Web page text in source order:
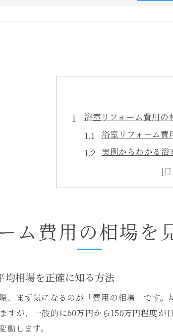
浴室リフォーム費用の
浴室リフォーム
実例からわかる浴
浴室リフォーム
相場を把握して
手頃な価格で叶う浴室
低コストで満足
浴室リフォーム費
手頃な浴室リフ
浴室リフォーム
ム費用の相場を
均相場を正確に知る方法
、まず気になるのが「費用の相場」です
すが、一般的に60万円から150万円程度
動します。